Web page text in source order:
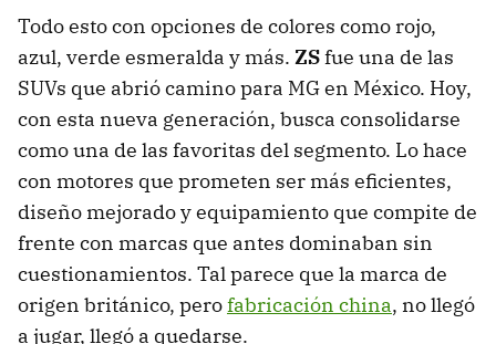
Todo esto con opciones de colores como rojo,
azul, verde esmeralda y más. ZSfue una de las
SUVs que abrió camino para MG en México. Hoy,
con esta nueva generación, busca consolidarse
como una de las favoritas del segmento. Lo hace
con motores que prometen ser más eficientes,
diseño mejorado y equipamiento que compite de
frente con marcas que antes dominaban sin
cuestionamientos. Tal parece que la marca de
origen británico, perofabricación china, no llegó
a jugar, llegó a quedarse.